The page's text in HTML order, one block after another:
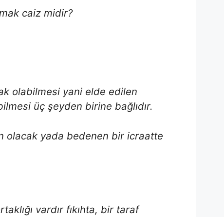
caiz midir?
olabilmesi yani elde edilen
üç şeyden birine bağlıdır.
olacak yada bedenen bir icraatte
vardır fıkıhta, bir taraf